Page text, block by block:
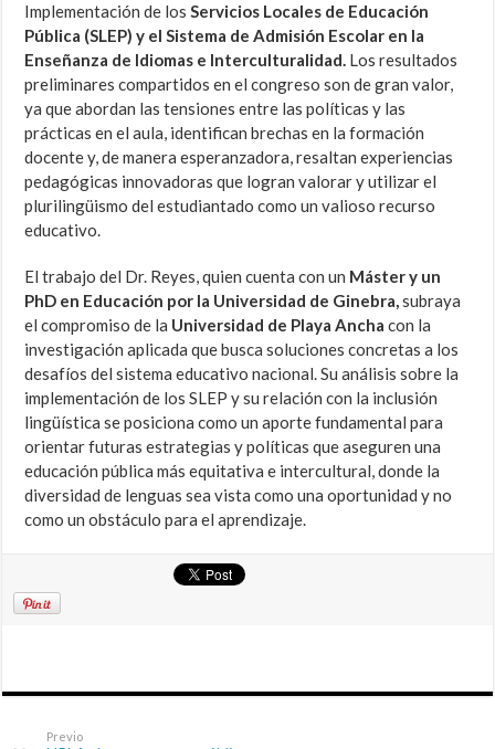
Implementación de losServicios Locales de Educación
Pública (SLEP) y el Sistema de Admisión Escolar en la
Enseñanza de Idiomas e Interculturalidad. Los resultados
preliminares compartidos en el congreso son de gran valor,
ya que abordan las tensiones entre las políticas y las
prácticas en el aula, identifican brechas en la formación
docente y, de manera esperanzadora, resaltan experiencias
pedagógicas innovadoras que logran valorar y utilizar el
plurilingüismo del estudiantado como un valioso recurso
educativo.
El trabajo del Dr. Reyes, quien cuenta con un Máster y un
PhD en Educación por la Universidad de Ginebra,subraya
el compromiso de la Universidad de Playa Ancha con la
investigación aplicada que busca soluciones concretas a los
desafíos del sistema educativo nacional. Su análisis sobre la
implementación de los SLEP y su relación con la inclusión
lingüística se posiciona como un aporte fundamental para
orientar futuras estrategias y políticas que aseguren una
educación pública más equitativa e intercultural, donde la
diversidad de lenguas sea vista como una oportunidad y no
como un obstáculo para el aprendizaje.
Previo